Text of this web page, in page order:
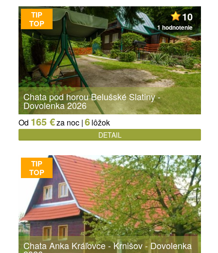
TIP
TOP
10
1 hodnotenie
Chata pod horou Belušské Slatiny -
Dovolenka 2026
Od 165 €za noc |6lôžok
DETAIL
TIP
TOP
Chata Anka Kráľovce - Krnišov - Dovolenka